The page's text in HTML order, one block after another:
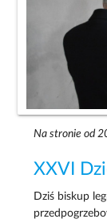
Na stronie od
XXVI
Dziś biskup